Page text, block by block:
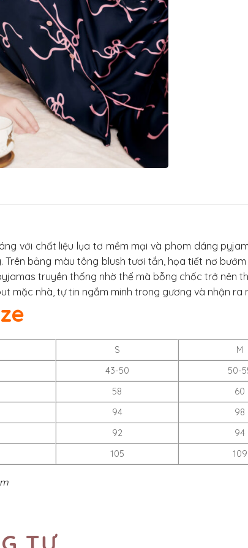
với chất liệu lụa tơ mềm mại và phom dáng
bảng màu tông blush tươi tắn, họa tiết nơ
truyền thống nhờ thế mà bỗng chốc trở nên
mặc nhà, tự tin ngắm minh trong gương và nhận
S M
43-50 50-
58 60
94 98
92 94
105 109